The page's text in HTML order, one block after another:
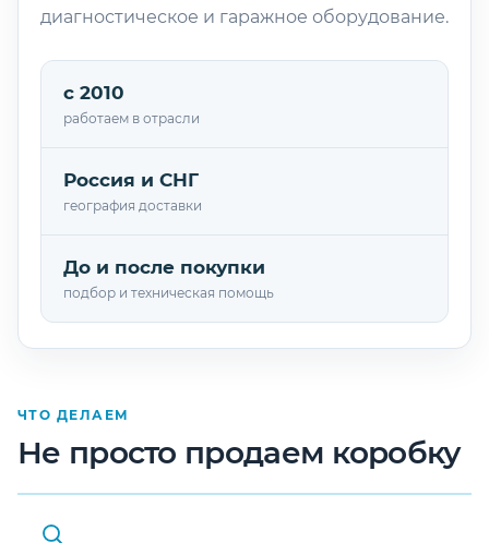
диагностическое и гаражное оборудование.
с 2010
работаем в отрасли
Россия и СНГ
география доставки
До и после покупки
подбор и техническая помощь
ЧТО ДЕЛАЕМ
Не просто продаем коробку